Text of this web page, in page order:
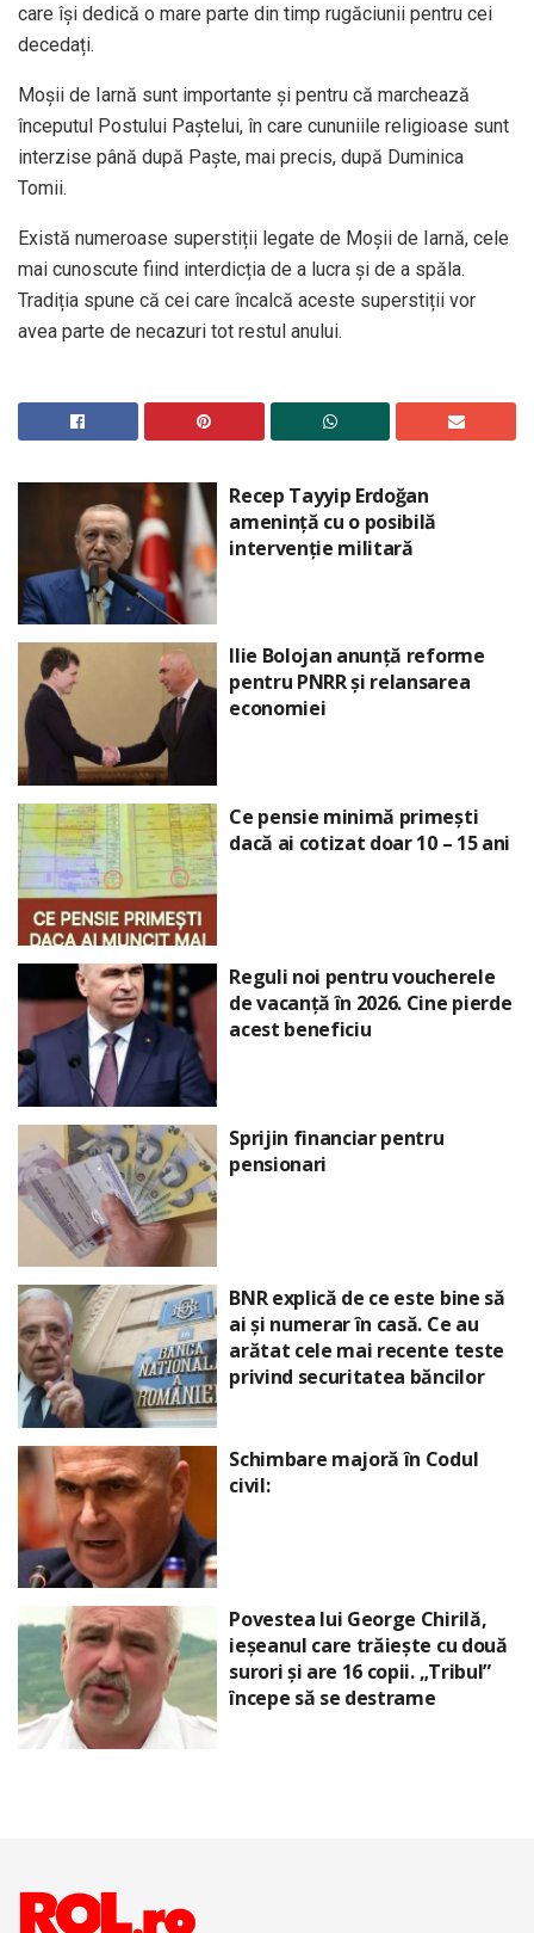
care își dedică o mare parte din timp rugăciunii pentru cei
decedați.
Moșii de Iarnă sunt importante și pentru că marchează
începutul Postului Paștelui, în care cununiile religioase sunt
interzise până după Paște, mai precis, după Duminica
Tomii.
Există numeroase superstiții legate de Moșii de Iarnă, cele
mai cunoscute fiind interdicția de a lucra și de a spăla.
Tradiția spune că cei care încalcă aceste superstiții vor
avea parte de necazuri tot restul anului.
Recep Tayyip Erdoğan
amenință cu o posibilă
intervenție militară
Ilie Bolojan anunță reforme
pentru PNRR și relansarea
economiei
Ce pensie minimă primești
dacă ai cotizat doar 10 – 15 ani
Reguli noi pentru voucherele
de vacanță în 2026. Cine pierde
acest beneficiu
Sprijin financiar pentru
pensionari
BNR explică de ce este bine să
ai și numerar în casă. Ce au
arătat cele mai recente teste
privind securitatea băncilor
Schimbare majoră în Codul
civil:
Povestea lui George Chirilă,
ieșeanul care trăiește cu două
surori și are 16 copii. „Tribul”
începe să se destrame